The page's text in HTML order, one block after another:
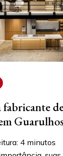
fabricante
4 minutos